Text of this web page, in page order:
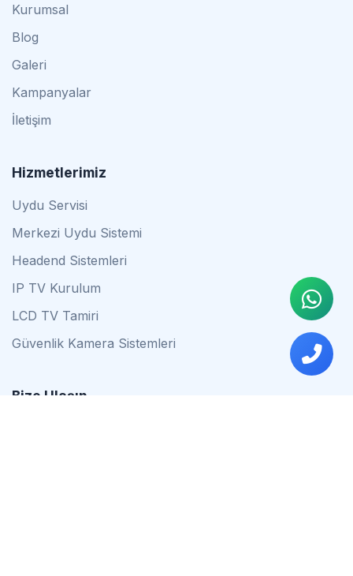
Kurumsal
Blog
Galeri
Kampanyalar
İletişim
Hizmetlerimiz
Uydu Servisi
Merkezi Uydu Sistemi
Headend Sistemleri
IP TV Kurulum
LCD TV Tamiri
Güvenlik Kamera Sistemleri
Bize Ulaşın